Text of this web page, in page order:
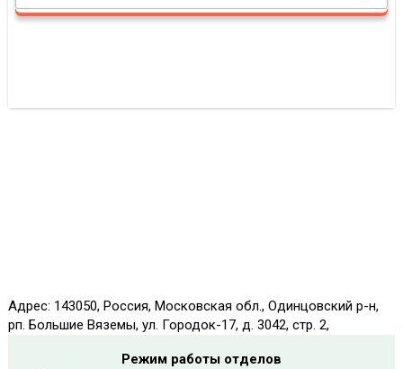
Адрес: 143050, Россия, Московская обл., Одинцовский р-н,
рп. Большие Вяземы, ул. Городок-17, д. 3042, стр. 2,
Режим работы отделов